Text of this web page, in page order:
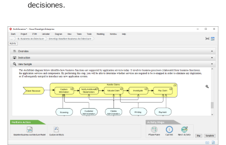
decisiones.